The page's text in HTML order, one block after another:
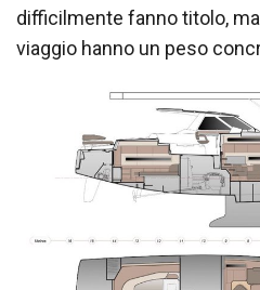
difficilmente fanno titolo,
viaggio hanno un peso